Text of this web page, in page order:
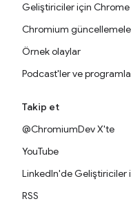
Geliştiriciler için Chrome
Chromium
Örnek olaylar
Podcast'ler ve
Takip et
@ChromiumDev X'te
YouTube
LinkedIn'de Geliştiriciler
RSS